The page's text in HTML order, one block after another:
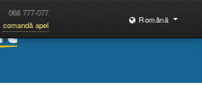
068 777-077
comandă apel
Română